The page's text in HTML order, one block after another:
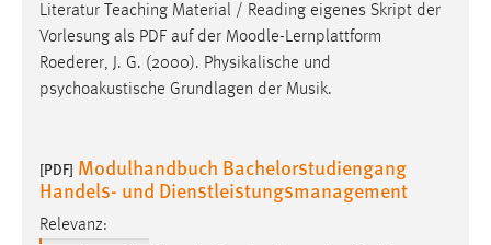
Literatur Teaching Material / Reading eigenes Skript der
Vorlesung als PDF auf der Moodle-Lernplattform
Roederer, J. G. (2000). Physikalische und
psychoakustische Grundlagen der Musik.
[PDF] Modulhandbuch Bachelorstudiengang
Handels- und Dienstleistungsmanagement
Relevanz: